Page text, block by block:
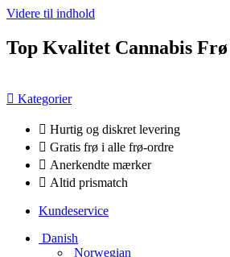
Videre til indhold
Top Kvalitet Cannabis Frø
Kategorier
Hurtig og diskret levering
Gratis frø i alle frø-ordre
Anerkendte mærker
Altid prismatch
Kundeservice
Danish
Norwegian